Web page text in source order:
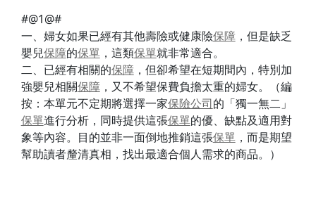
#@1@#
一、婦女如果已經有其他壽險或健康險保障，但是缺乏
嬰兒保障的保單，這類保單就非常適合。
二、已經有相關的保障，但卻希望在短期間內，特別加
強嬰兒相關保障，又不希望保費負擔太重的婦女。（編
按：本單元不定期將選擇一家保險公司的「獨一無二」
保單進行分析，同時提供這張保單的優、缺點及適用對
象等內容。目的並非一面倒地推銷這張保單，而是期望
幫助讀者釐清真相，找出最適合個人需求的商品。）